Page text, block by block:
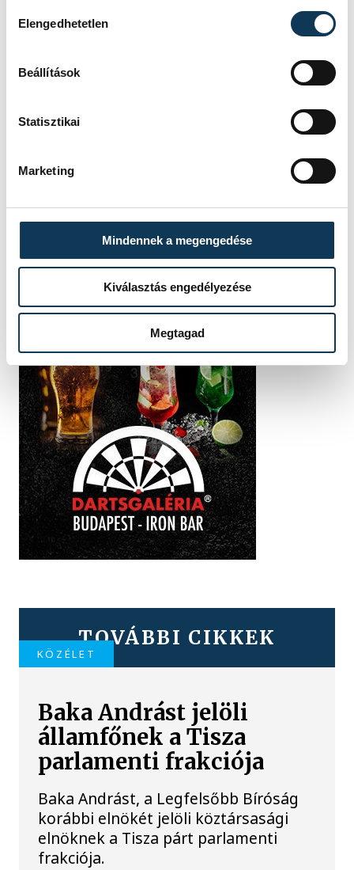
Elengedhetetlen
Beállítások
Statisztikai
Marketing
Mindennek a megengedése
Kiválasztás engedélyezése
Megtagad
TOVÁBBI CIKKEK
KÖZÉLET
Baka Andrást jelöli
államfőnek a Tisza
parlamenti frakciója
Baka Andrást, a Legfelsőbb Bíróság
korábbi elnökét jelöli köztársasági
elnöknek a Tisza párt parlamenti
frakciója.